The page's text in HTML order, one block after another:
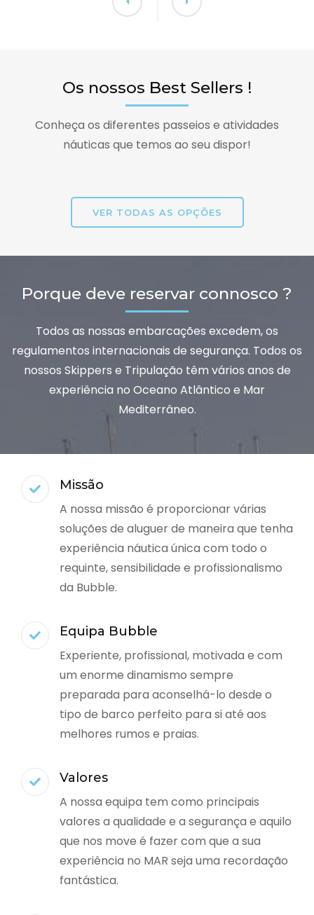
Os nossos Best Sellers !
Conheça os diferentes passeios e atividades
náuticas que temos ao seu dispor!
VER TODAS AS OPÇÕES
Porque deve reservar connosco ?
Todos as nossas embarcações excedem, os
regulamentos internacionais de segurança. Todos os
nossos Skippers e Tripulação têm vários anos de
experiência no Oceano Atlântico e Mar
Mediterrâneo.
Missão
A nossa missão é proporcionar várias
soluções de aluguer de maneira que tenha
experiência náutica única com todo o
requinte, sensibilidade e profissionalismo
da Bubble.
Equipa Bubble
Experiente, profissional, motivada e com
um enorme dinamismo sempre
preparada para aconselhá-lo desde o
tipo de barco perfeito para si até aos
melhores rumos e praias.
Valores
A nossa equipa tem como principais
valores a qualidade e a segurança e aquilo
que nos move é fazer com que a sua
experiência no MAR seja uma recordação
fantástica.